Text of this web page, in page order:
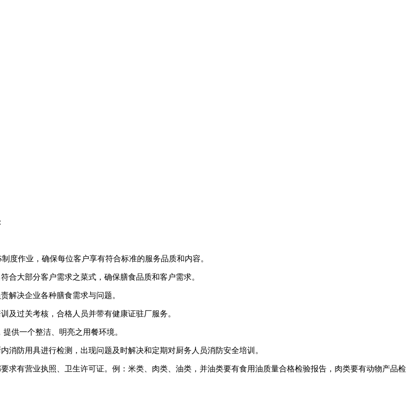
度作业，确保每位客户享有符合标准的服务品质和内容。
合大部分客户需求之菜式，确保膳食品质和客户需求。
解决企业各种膳食需求与问题。
及过关考核，合格人员并带有健康证驻厂服务。
供一个整洁、明亮之用餐环境。
防用具进行检测，出现问题及时解决和定期对厨务人员消防安全培训。
求有营业执照、卫生许可证。例：米类、肉类、油类，并油类要有食用油质量合格检验报告，肉类要有动物产品检